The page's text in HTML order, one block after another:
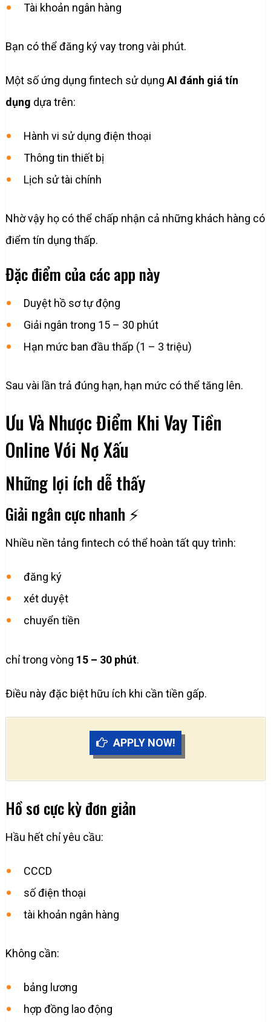
Tài khoản ngân hàng
Bạn có thể đăng ký vay trong vài phút.
Một số ứng dụng fintech sử dụng AI đánh giá tín
dụng dựa trên:
Hành vi sử dụng điện thoại
Thông tin thiết bị
Lịch sử tài chính
Nhờ vậy họ có thể chấp nhận cả những khách hàng có
điểm tín dụng thấp.
Đặc điểm của các app này
Duyệt hồ sơ tự động
Giải ngân trong 15 – 30 phút
Hạn mức ban đầu thấp (1 – 3 triệu)
Sau vài lần trả đúng hạn, hạn mức có thể tăng lên.
Ưu Và Nhược Điểm Khi Vay Tiền
Online Với Nợ Xấu
Những lợi ích dễ thấy
Giải ngân cực nhanh ⚡
Nhiều nền tảng fintech có thể hoàn tất quy trình:
đăng ký
xét duyệt
chuyển tiền
chỉ trong vòng 15 – 30 phút.
Điều này đặc biệt hữu ích khi cần tiền gấp.
APPLY NOW!
Hồ sơ cực kỳ đơn giản
Hầu hết chỉ yêu cầu:
CCCD
số điện thoại
tài khoản ngân hàng
Không cần:
bảng lương
hợp đồng lao động